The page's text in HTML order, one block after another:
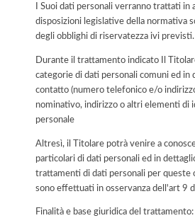
I Suoi dati personali verranno trattati in
disposizioni legislative della normativa
degli obblighi di riservatezza ivi previsti.
Durante il trattamento indicato Il
categorie di dati personali comuni ed in
contatto (numero telefonico e/o
nominativo, indirizzo o altri elementi di
personale
Altresì, il Titolare potrà venire a
particolari di dati personali ed in
trattamenti di dati personali per queste
sono effettuati in osservanza dell'art 9
Finalità e base giuridica del